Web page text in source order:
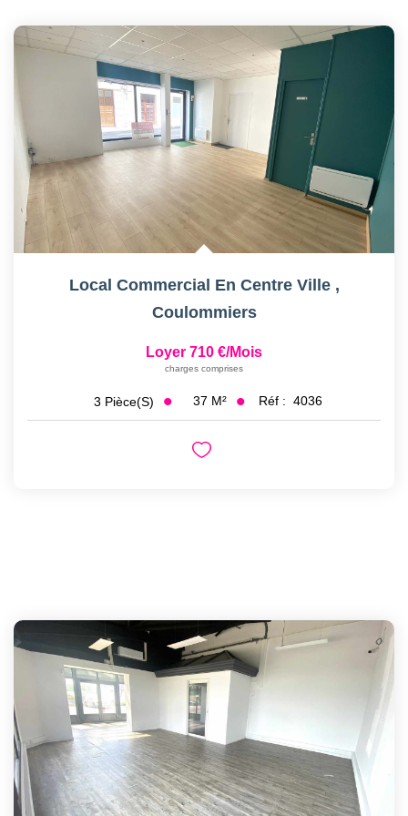
Local Commercial En Centre Ville ,
Coulommiers
Loyer 710 €/mois
charges comprises
3 Pièce(s) 37 M² Réf : 4036